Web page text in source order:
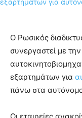
Ο Ρωσικός
συνεργαστεί με
εξαρτημάτων για
πάνω στα